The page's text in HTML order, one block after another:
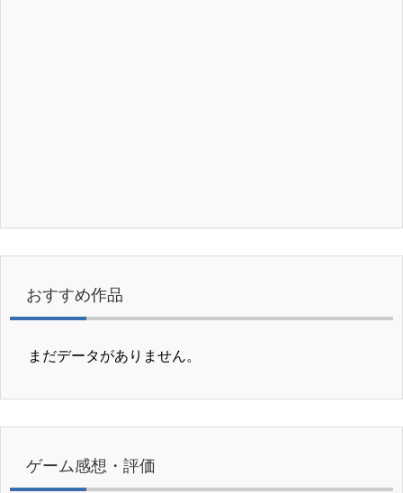
おすすめ作品
まだデータがありません。
ゲーム感想・評価